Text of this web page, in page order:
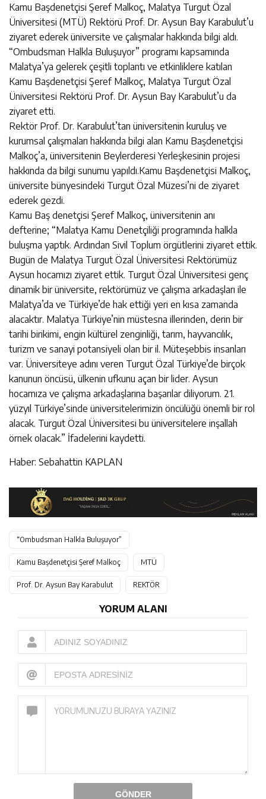
Kamu Başdenetçisi Şeref Malkoç, Malatya Turgut Özal
Üniversitesi (MTÜ) Rektörü Prof. Dr. Aysun Bay Karabulut’u
ziyaret ederek üniversite ve çalışmalar hakkında bilgi aldı.
“Ombudsman Halkla Buluşuyor” programı kapsamında
Malatya’ya gelerek çeşitli toplantı ve etkinliklere katılan
Kamu Başdenetçisi Şeref Malkoç, Malatya Turgut Özal
Üniversitesi Rektörü Prof. Dr. Aysun Bay Karabulut’u da
ziyaret etti.
Rektör Prof. Dr. Karabulut’tan üniversitenin kuruluş ve
kurumsal çalışmaları hakkında bilgi alan Kamu Başdenetçisi
Malkoç’a, üniversitenin Beylerderesi Yerleşkesinin projesi
hakkında da bilgi sunumu yapıldı.Kamu Başdenetçisi Malkoç,
üniversite bünyesindeki Turgut Özal Müzesi’ni de ziyaret
ederek gezdi.
Kamu Baş denetçisi Şeref Malkoç, üniversitenin anı
defterine; “Malatya Kamu Denetçiliği programında halkla
buluşma yaptık. Ardından Sivil Toplum örgütlerini ziyaret ettik.
Bugün de Malatya Turgut Özal Üniversitesi Rektörümüz
Aysun hocamızı ziyaret ettik. Turgut Özal Üniversitesi genç
dinamik bir üniversite, rektörümüz ve çalışma arkadaşları ile
Malatya’da ve Türkiye’de hak ettiği yeri en kısa zamanda
alacaktır. Malatya Türkiye’nin müstesna illerinden, derin bir
tarihi birikimi, engin kültürel zenginliği, tarım, hayvancılık,
turizm ve sanayi potansiyeli olan bir il. Müteşebbis insanları
var. Üniversiteye adını veren Turgut Özal Türkiye’de birçok
kanunun öncüsü, ülkenin ufkunu açan bir lider. Aysun
hocamıza ve çalışma arkadaşlarına başarılar diliyorum. 21.
yüzyıl Türkiye’sinde üniversitelerimizin öncülüğü önemli bir rol
alacak. Turgut Özal Üniversitesi bu üniversitelere inşallah
örnek olacak.” İfadelerini kaydetti.
Haber: Sebahattin KAPLAN
“Ombudsman Halkla Buluşuyor”
Kamu Başdenetçisi Şeref Malkoç MTÜ
Prof. Dr. Aysun Bay Karabulut REKTÖR
YORUM ALANI
GÖNDER